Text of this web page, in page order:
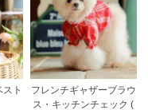
ト
フレンチギャザーブラウ
ス・キッチンチェック (